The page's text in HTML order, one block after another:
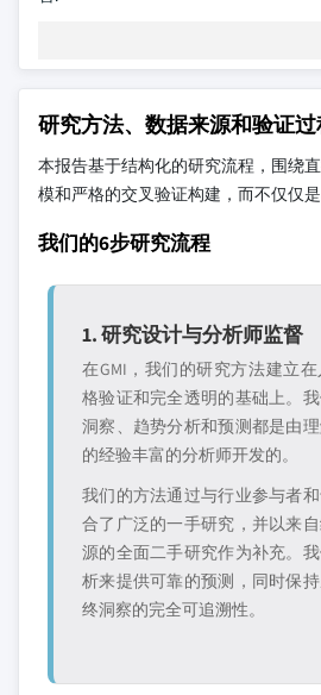
研究方法、数据来源和验证
本报告基于结构化的研究流程，围绕
模和严格的交叉验证构建，而不仅仅是
我们的6步研究流程
1. 研究设计与分析师监督
在GMI，我们的研究方法建立
格验证和完全透明的基础上。
洞察、趋势分析和预测都是由
的经验丰富的分析师开发的。
我们的方法通过与行业参与者
合了广泛的一手研究，并以来
源的全面二手研究作为补充。
析来提供可靠的预测，同时保
终洞察的完全可追溯性。